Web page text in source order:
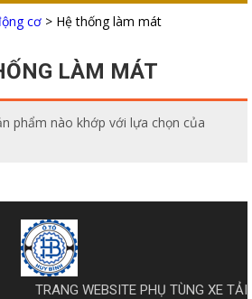
cơ > Hệ thống làm mát
LÀM MÁT
phẩm nào khớp với lựa chọn của
TRANG WEBSITE PHỤ TÙNG XE TẢI